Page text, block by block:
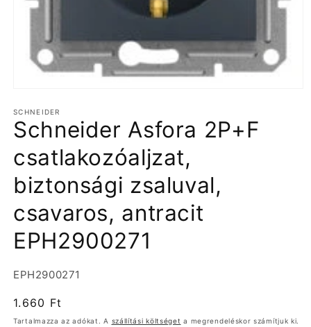
megnyitása
a
modális
SCHNEIDER
Schneider Asfora 2P+F
csatlakozóaljzat,
biztonsági zsaluval,
csavaros, antracit
EPH2900271
Termékváltozat:
EPH2900271
Normál
ár
1.660 Ft
Tartalmazza az adókat. A szállítási költséget a megrendeléskor számítjuk ki.